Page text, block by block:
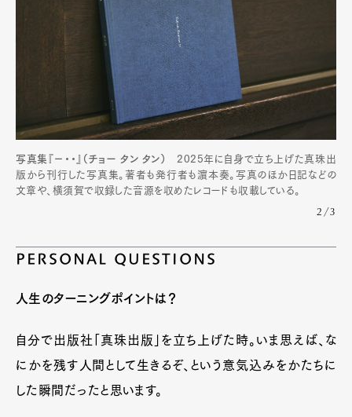
写真集『−・・』（チョー タン タン） 2025年に自身で立ち上げた真珠出
版から刊行した写真集。著者も発行者も濵本奏。写真のほか日記などの
文章や、横須賀で収録した音源を収めたレコードも収載している。
2/3
PERSONAL QUESTIONS
人生のターニングポイントは？
自分で出版社「真珠出版」を立ち上げた時。いま思えば、な
にかを残す人間として生きるぞ、という意気込みをかたちに
した瞬間だったと思います。